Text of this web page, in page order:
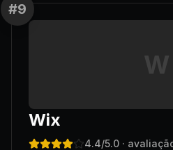
#9
W
Wix
4.4/5.0 ·